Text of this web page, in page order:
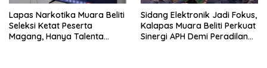
Lapas Narkotika Muara Beliti
Seleksi Ketat Peserta
Magang, Hanya Talenta
Sidang Elektronik Jadi Fokus,
Kalapas Muara Beliti Perkuat
Sinergi APH Demi Peradilan